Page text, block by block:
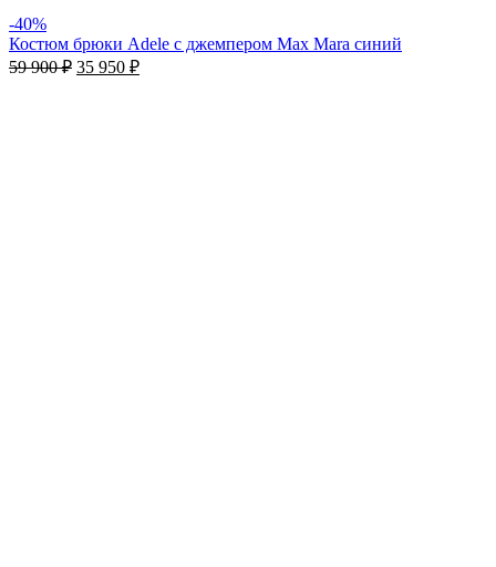
-40%
Костюм брюки Adele с джемпером Max Mara синий
59 900₽ 35 950 ₽